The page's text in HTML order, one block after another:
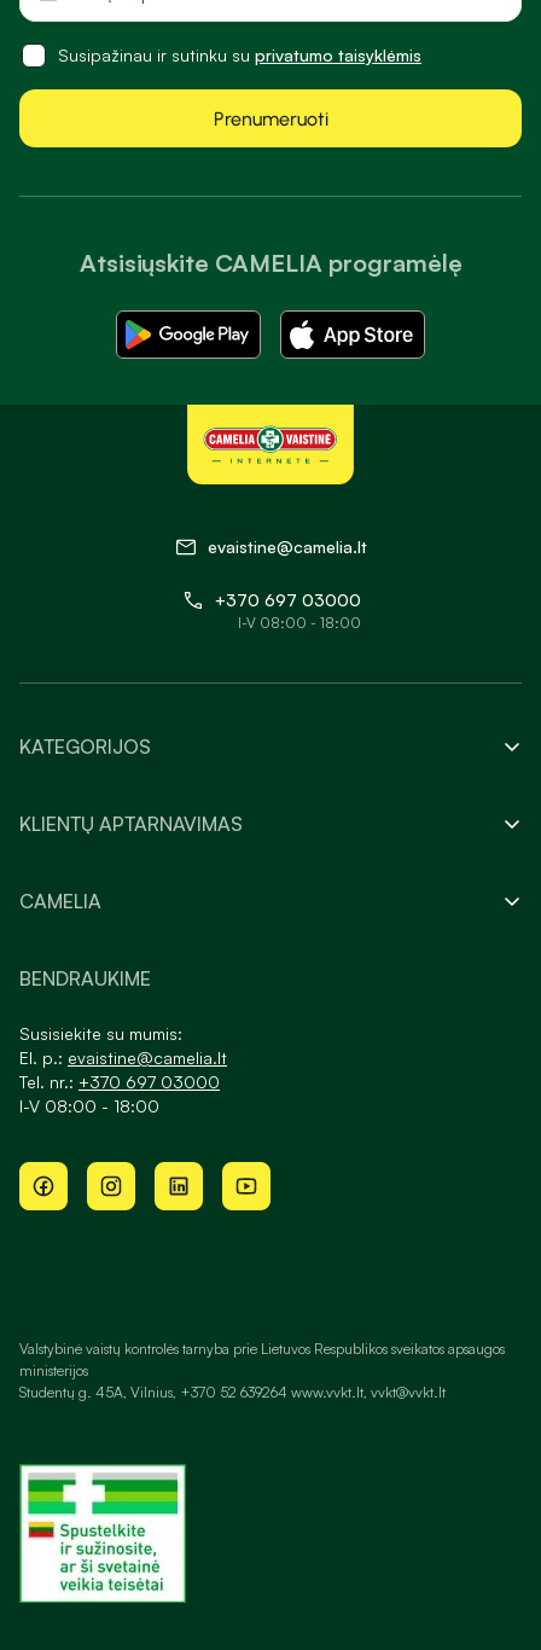
Atsisiųskite CAMELIA programėlę
Susipažinau ir sutinku su privatumo taisyklėmis
Prenumeruoti
evaistine@camelia.lt
+370 697 03000
I-V 08:00 - 18:00
KATEGORIJOS
KLIENTŲ APTARNAVIMAS
CAMELIA
BENDRAUKIME
Susisiekite su mumis:
El. p.: evaistine@camelia.lt
Tel. nr.: +370 697 03000
I-V 08:00 - 18:00
Valstybinė vaistų kontrolės tarnyba prie Lietuvos Respublikos sveikatos apsaugos
ministerijos
Studentų g. 45A, Vilnius, +370 52 639264 www.vvkt.lt, vvkt@vvkt.lt